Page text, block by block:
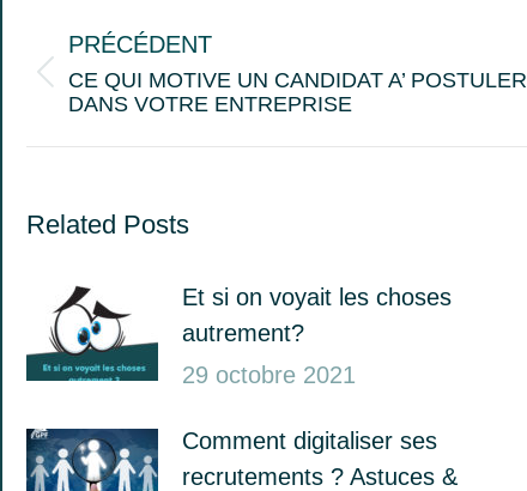
des
articles
PRÉCÉDENT
Article
CE QUI MOTIVE UN CANDIDAT A’ POSTULER
DANS VOTRE ENTREPRISE
Related Posts
Et si on voyait les choses
autrement?
29 octobre 2021
Comment digitaliser ses
recrutements ? Astuces &